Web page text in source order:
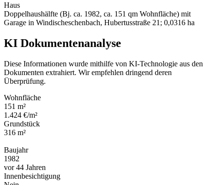
Haus
Doppelhaushälfte (Bj. ca. 1982, ca. 151 qm Wohnfläche) mit
Garage in Windischeschenbach, Hubertusstraße 21; 0,0316 ha
KI Dokumentenanalyse
Diese Informationen wurde mithilfe von KI-Technologie aus den
Dokumenten extrahiert. Wir empfehlen dringend deren
Überprüfung.
Wohnfläche
151 m²
1.424 €/m²
Grundstück
316 m²
Baujahr
1982
vor 44 Jahren
Innenbesichtigung